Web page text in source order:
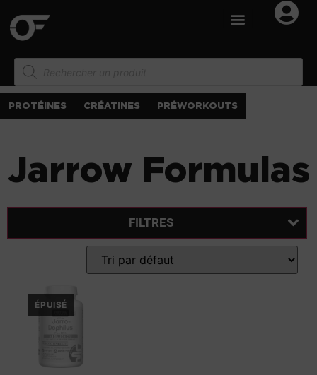
PROTÉINES CRÉATINES PRÉWORKOUTS
Jarrow Formulas
FILTRES